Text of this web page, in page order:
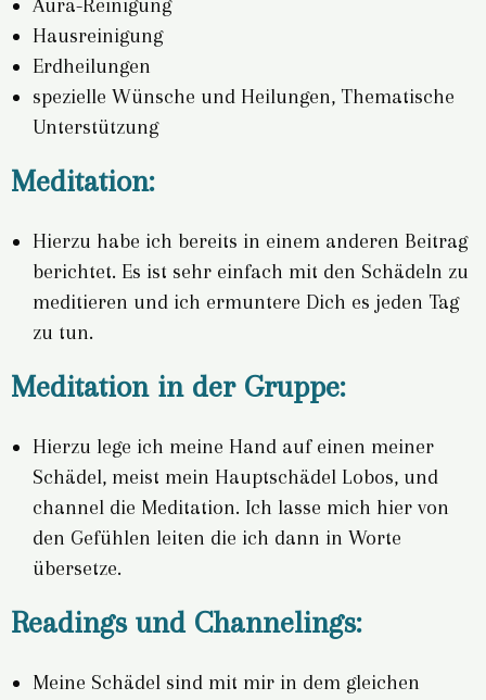
Aura-Reinigung
Hausreinigung
Erdheilungen
spezielle Wünsche und Heilungen, Thematische
Unterstützung
Meditation:
Hierzu habe ich bereits in einem anderen Beitrag
berichtet. Es ist sehr einfach mit den Schädeln zu
meditieren und ich ermuntere Dich es jeden Tag
zu tun.
Meditation in der Gruppe:
Hierzu lege ich meine Hand auf einen meiner
Schädel, meist mein Hauptschädel Lobos, und
channel die Meditation. Ich lasse mich hier von
den Gefühlen leiten die ich dann in Worte
übersetze.
Readings und Channelings:
Meine Schädel sind mit mir in dem gleichen